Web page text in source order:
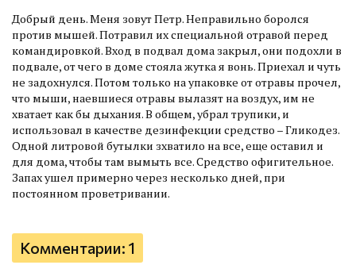
Добрый день. Меня зовут Петр. Неправильно боролся
против мышей. Потравил их специальной отравой перед
командировкой. Вход в подвал дома закрыл, они подохли в
подвале, от чего в доме стояла жутка я вонь. Приехал и чуть
не задохнулся. Потом только на упаковке от отравы прочел,
что мыши, наевшиеся отравы вылазят на воздух, им не
хватает как бы дыхания. В общем, убрал трупики, и
использовал в качестве дезинфекции средство – Гликодез.
Одной литровой бутылки зхватило на все, еще оставил и
для дома, чтобы там вымыть все. Средство офигительное.
Запах ушел примерно через несколько дней, при
постоянном проветривании.
Комментарии: 1